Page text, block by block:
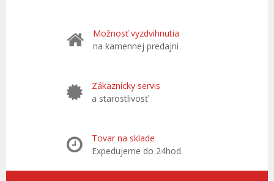
Možnosť vyzdvihnutia
na kamennej predajni
Zákaznícky servis
a starostlivosť
Tovar na sklade
Expedujeme do 24hod.